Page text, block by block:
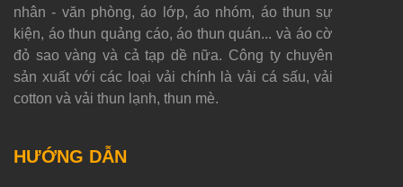
nhân - văn phòng, áo lớp, áo nhóm, áo thun sự
kiện, áo thun quảng cáo, áo thun quán... và áo cờ
đỏ sao vàng và cả tạp dề nữa. Công ty chuyên
sản xuất với các loại vải chính là vải cá sấu, vải
cotton và vải thun lạnh, thun mè.
HƯỚNG DẪN